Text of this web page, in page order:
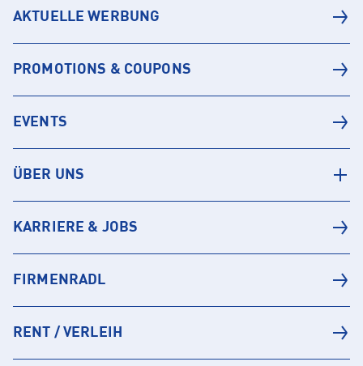
AKTUELLE WERBUNG
PROMOTIONS & COUPONS
EVENTS
ÜBER UNS
KARRIERE & JOBS
FIRMENRADL
RENT / VERLEIH